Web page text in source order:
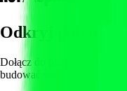
Odkryj
Dołącz do platformy, na
budować siłę swoich marek